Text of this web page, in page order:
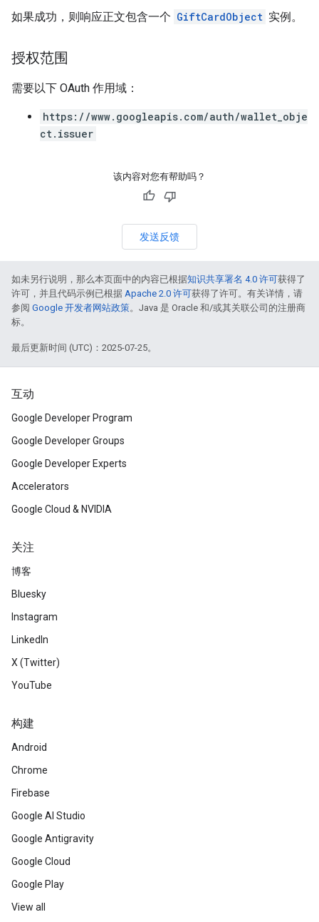
如果成功，则响应正文包含一个 GiftCardObject 实例。
授权范围
需要以下 OAuth 作用域：
https://www.googleapis.com/auth/wallet_obje
ct.issuer
该内容对您有帮助吗？
发送反馈
如未另行说明，那么本页面中的内容已根据知识共享署名 4.0 许可获得了
许可，并且代码示例已根据 Apache 2.0 许可获得了许可。有关详情，请
参阅 Google 开发者网站政策。Java 是 Oracle 和/或其关联公司的注册商
标。
最后更新时间 (UTC)：2025-07-25。
互动
Google Developer Program
Google Developer Groups
Google Developer Experts
Accelerators
Google Cloud & NVIDIA
关注
博客
Bluesky
Instagram
LinkedIn
X (Twitter)
YouTube
构建
Android
Chrome
Firebase
Google AI Studio
Google Antigravity
Google Cloud
Google Play
View all